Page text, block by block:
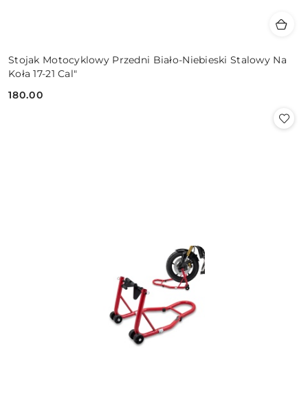
Stojak Motocyklowy Przedni Biało-Niebieski Stalowy Na
Koła 17-21 Cal"
Cena:
180.00